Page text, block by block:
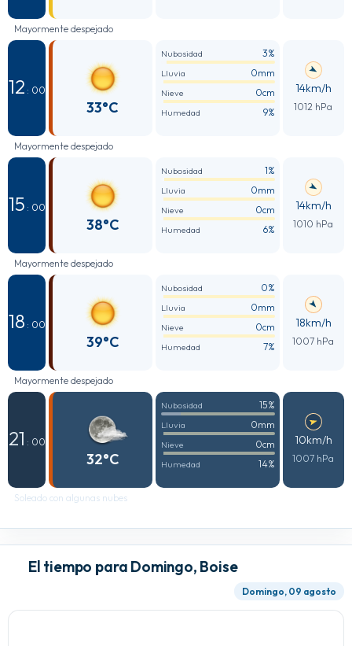
Mayormente despejado
12 : 00
33°C
Nubosidad 3%
Lluvia 0mm
Nieve 0cm
Humedad 9%
14km/h
1012 hPa
Mayormente despejado
15 : 00
38°C
Nubosidad 1%
Lluvia 0mm
Nieve 0cm
Humedad 6%
14km/h
1010 hPa
Mayormente despejado
18 : 00
39°C
Nubosidad 0%
Lluvia 0mm
Nieve 0cm
Humedad 7%
18km/h
1007 hPa
Mayormente despejado
21 : 00
32°C
Nubosidad 15%
Lluvia 0mm
Nieve 0cm
Humedad 14%
10km/h
1007 hPa
Soleado con algunas nubes
El tiempo para Domingo, Boise
Domingo, 09 agosto